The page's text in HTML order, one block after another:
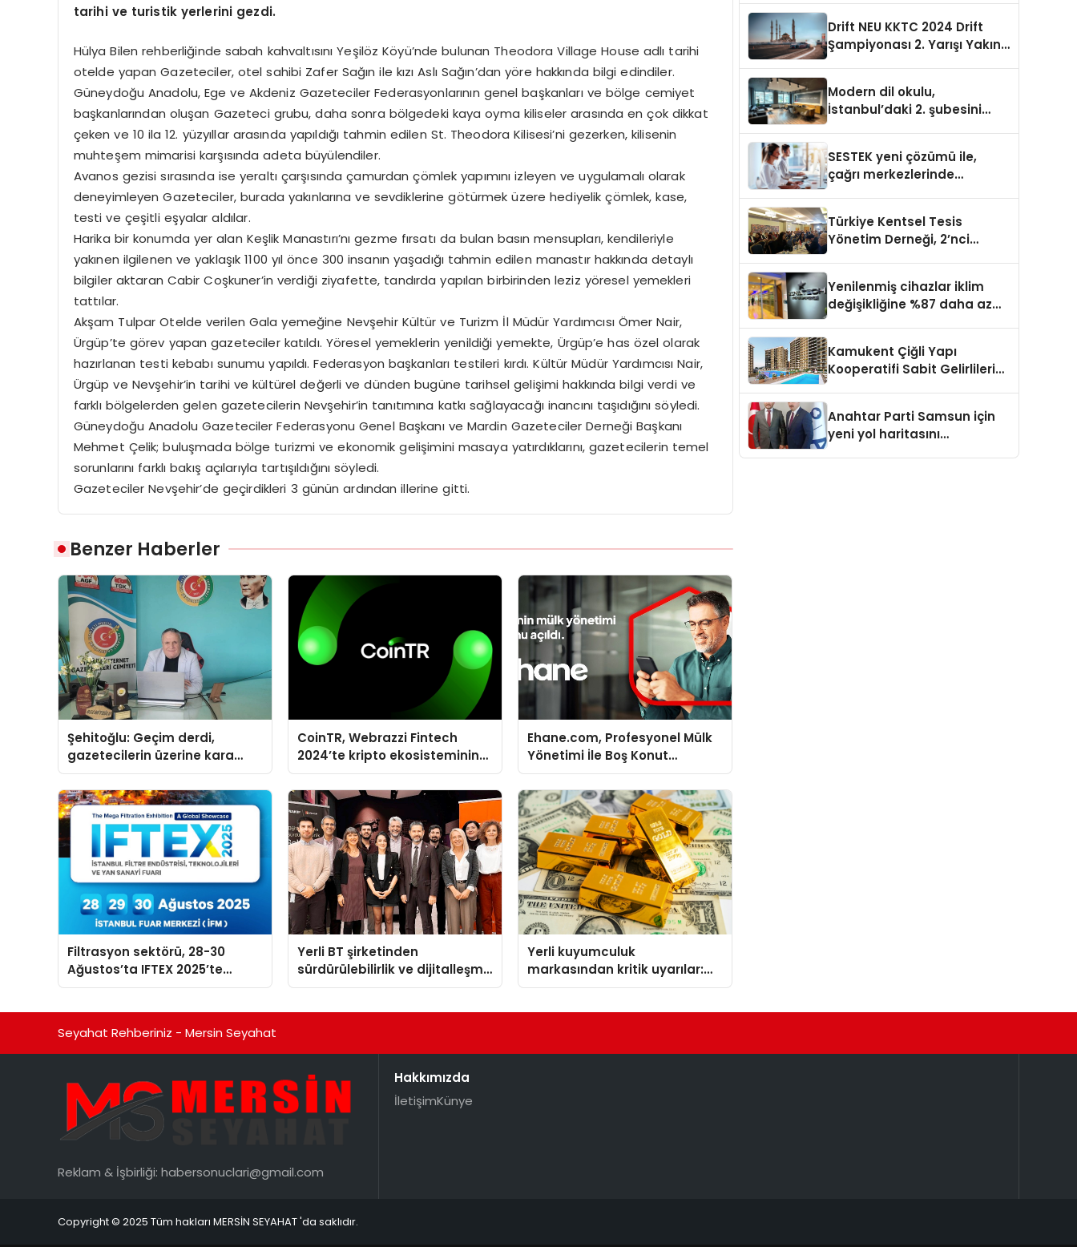
tarihi ve turistik yerlerini gezdi.
Hülya Bilen rehberliğinde sabah kahvaltısını Yeşilöz Köyü’nde bulunan Theodora Village House adlı tarihi
otelde yapan Gazeteciler, otel sahibi Zafer Sağın ile kızı Aslı Sağın’dan yöre hakkında bilgi edindiler.
Güneydoğu Anadolu, Ege ve Akdeniz Gazeteciler Federasyonlarının genel başkanları ve bölge cemiyet
başkanlarından oluşan Gazeteci grubu, daha sonra bölgedeki kaya oyma kiliseler arasında en çok dikkat
çeken ve 10 ila 12. yüzyıllar arasında yapıldığı tahmin edilen St. Theodora Kilisesi’ni gezerken, kilisenin
muhteşem mimarisi karşısında adeta büyülendiler.
Avanos gezisi sırasında ise yeraltı çarşısında çamurdan çömlek yapımını izleyen ve uygulamalı olarak
deneyimleyen Gazeteciler, burada yakınlarına ve sevdiklerine götürmek üzere hediyelik çömlek, kase,
testi ve çeşitli eşyalar aldılar.
Harika bir konumda yer alan Keşlik Manastırı’nı gezme fırsatı da bulan basın mensupları, kendileriyle
yakınen ilgilenen ve yaklaşık 1100 yıl önce 300 insanın yaşadığı tahmin edilen manastır hakkında detaylı
bilgiler aktaran Cabir Coşkuner’in verdiği ziyafette, tandırda yapılan birbirinden leziz yöresel yemekleri
tattılar.
Akşam Tulpar Otelde verilen Gala yemeğine Nevşehir Kültür ve Turizm İl Müdür Yardımcısı Ömer Nair,
Ürgüp’te görev yapan gazeteciler katıldı. Yöresel yemeklerin yenildiği yemekte, Ürgüp’e has özel olarak
hazırlanan testi kebabı sunumu yapıldı. Federasyon başkanları testileri kırdı. Kültür Müdür Yardımcısı Nair,
Ürgüp ve Nevşehir’in tarihi ve kültürel değerli ve dünden bugüne tarihsel gelişimi hakkında bilgi verdi ve
farklı bölgelerden gelen gazetecilerin Nevşehir’in tanıtımına katkı sağlayacağı inancını taşıdığını söyledi.
Güneydoğu Anadolu Gazeteciler Federasyonu Genel Başkanı ve Mardin Gazeteciler Derneği Başkanı
Mehmet Çelik; buluşmada bölge turizmi ve ekonomik gelişimini masaya yatırdıklarını, gazetecilerin temel
sorunlarını farklı bakış açılarıyla tartışıldığını söyledi.
Gazeteciler Nevşehir’de geçirdikleri 3 günün ardından illerine gitti.
Benzer Haberler
Şehitoğlu: Geçim derdi,
gazetecilerin üzerine kara
basan gibi çökmüştür!
CoinTR, Webrazzi Fintech
2024’te kripto ekosisteminin
tanınan isimlerini ağırlayacak
Ehane.com, Profesyonel Mülk
Yönetimi İle Boş Konut
Stokunu Eritecek
Filtrasyon sektörü, 28-30
Ağustos’ta IFTEX 2025’te
buluşacak
Yerli BT şirketinden
sürdürülebilirlik ve dijitalleşme
odaklı özel etkinlik
Yerli kuyumculuk
markasından kritik uyarılar:
Doğru seçim yatırımınızı
Drift NEU KKTC 2024 Drift
Şampiyonası 2. Yarışı Yakın
Modern dil okulu,
İstanbul’daki 2. şubesini
SESTEK yeni çözümü ile,
çağrı merkezlerinde
Türkiye Kentsel Tesis
Yönetim Derneği, 2’nci
Yenilenmiş cihazlar iklim
değişikliğine %87 daha az
Kamukent Çiğli Yapı
Kooperatifi Sabit Gelirlileri
Anahtar Parti Samsun için
yeni yol haritasını
Seyahat Rehberiniz - Mersin Seyahat
Reklam & İşbirliği: habersonuclari@gmail.com
Hakkımızda
İletişimKünye
Copyright © 2025 Tüm hakları MERSİN SEYAHAT 'da saklıdır.